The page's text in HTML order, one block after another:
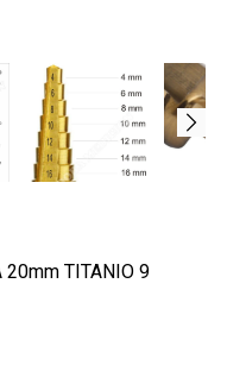
20mm TITANIO 9